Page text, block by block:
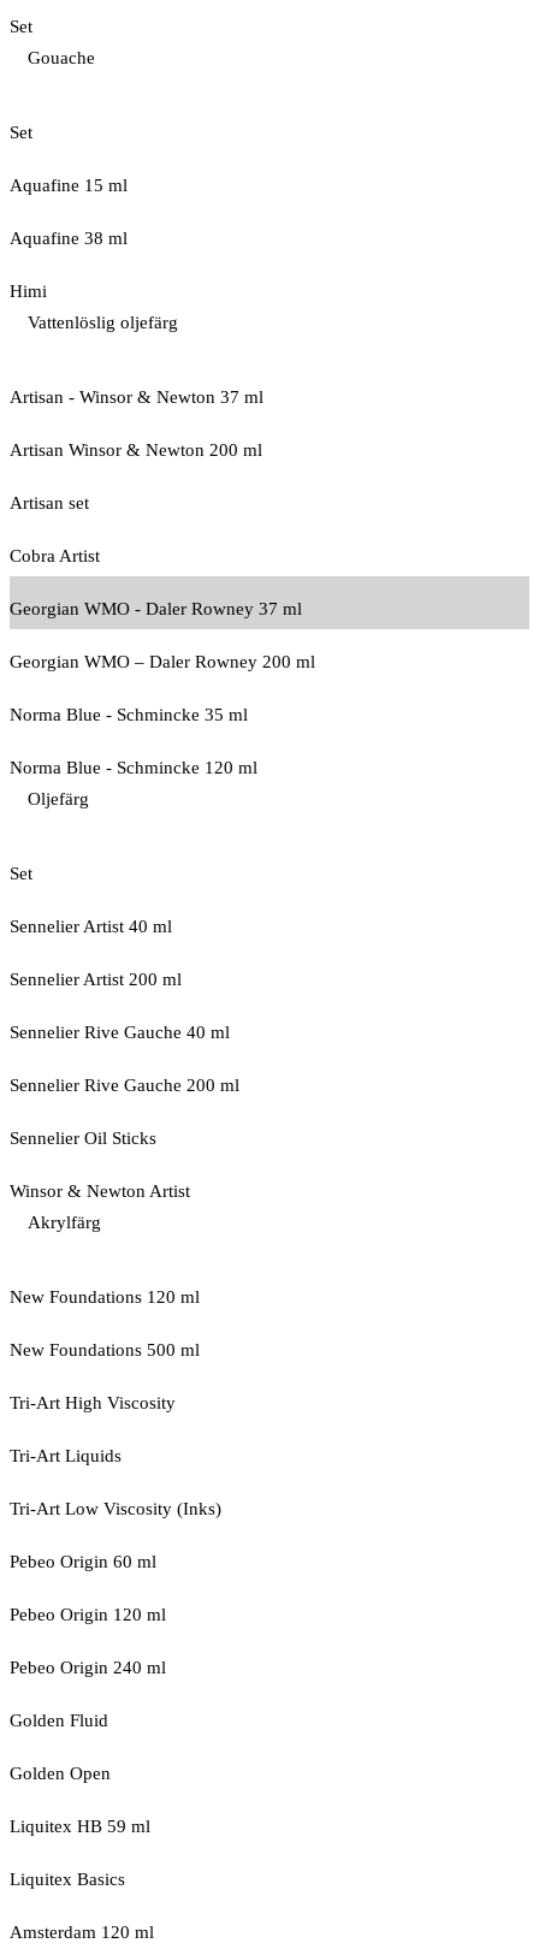
Set
Gouache
Set
Aquafine 15 ml
Aquafine 38 ml
Himi
Vattenlöslig oljefärg
Artisan - Winsor & Newton 37 ml
Artisan Winsor & Newton 200 ml
Artisan set
Cobra Artist
Georgian WMO - Daler Rowney 37 ml
Georgian WMO – Daler Rowney 200 ml
Norma Blue - Schmincke 35 ml
Norma Blue - Schmincke 120 ml
Oljefärg
Set
Sennelier Artist 40 ml
Sennelier Artist 200 ml
Sennelier Rive Gauche 40 ml
Sennelier Rive Gauche 200 ml
Sennelier Oil Sticks
Winsor & Newton Artist
Akrylfärg
New Foundations 120 ml
New Foundations 500 ml
Tri-Art High Viscosity
Tri-Art Liquids
Tri-Art Low Viscosity (Inks)
Pebeo Origin 60 ml
Pebeo Origin 120 ml
Pebeo Origin 240 ml
Golden Fluid
Golden Open
Liquitex HB 59 ml
Liquitex Basics
Amsterdam 120 ml